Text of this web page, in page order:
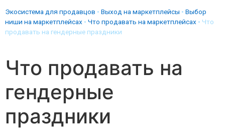
Экосистема для продавцов • Выход на маркетплейсы • Выбор
ниши на маркетплейсах • Что продавать на маркетплейсах • Что
продавать на гендерные праздники
Что продавать на
гендерные
праздники